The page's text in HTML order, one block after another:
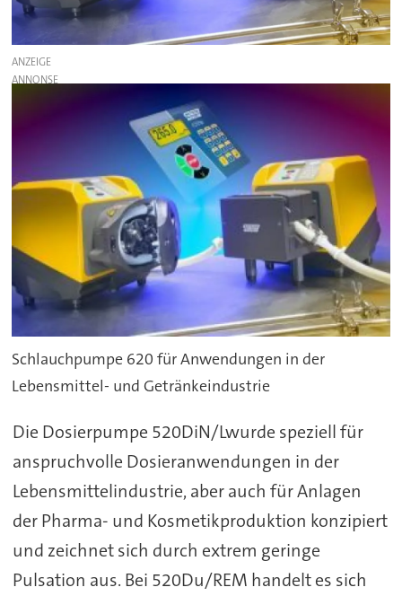
ANZEIGE
Schlauchpumpe 620 für Anwendungen in der
Lebensmittel- und Getränkeindustrie
Die Dosierpumpe 520DiN/Lwurde speziell für
anspruchvolle Dosieranwendungen in der
Lebensmittelindustrie, aber auch für Anlagen
der Pharma- und Kosmetikproduktion konzipiert
und zeichnet sich durch extrem geringe
Pulsation aus. Bei 520Du/REM handelt es sich